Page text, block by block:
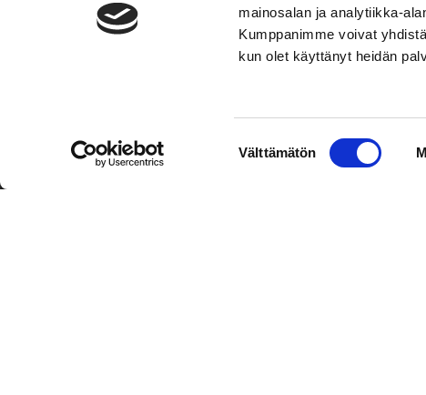
mainosalan ja analytiikka-
Kumppanimme voivat
kun olet käyttänyt heidän
Välttämätön
Hockey-Team Vaasan Sport Oy
Puh: 02 01